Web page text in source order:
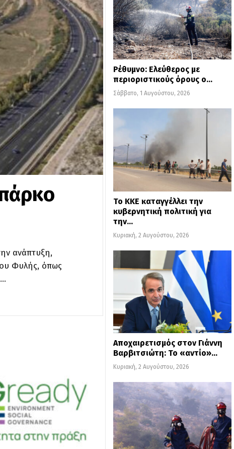
ανάπτυξη,
Φυλής, όπως
Ρέθυμνο: Ελεύθερος με
περιοριστικούς όρους ο…
Σάββατο, 1 Αυγούστου, 2026
Το ΚΚΕ καταγγέλλει την
κυβερνητική πολιτική για
την…
Κυριακή, 2 Αυγούστου, 2026
Αποχαιρετισμός στον Γιάννη
Βαρβιτσιώτη: Το «αντίο»…
Κυριακή, 2 Αυγούστου, 2026